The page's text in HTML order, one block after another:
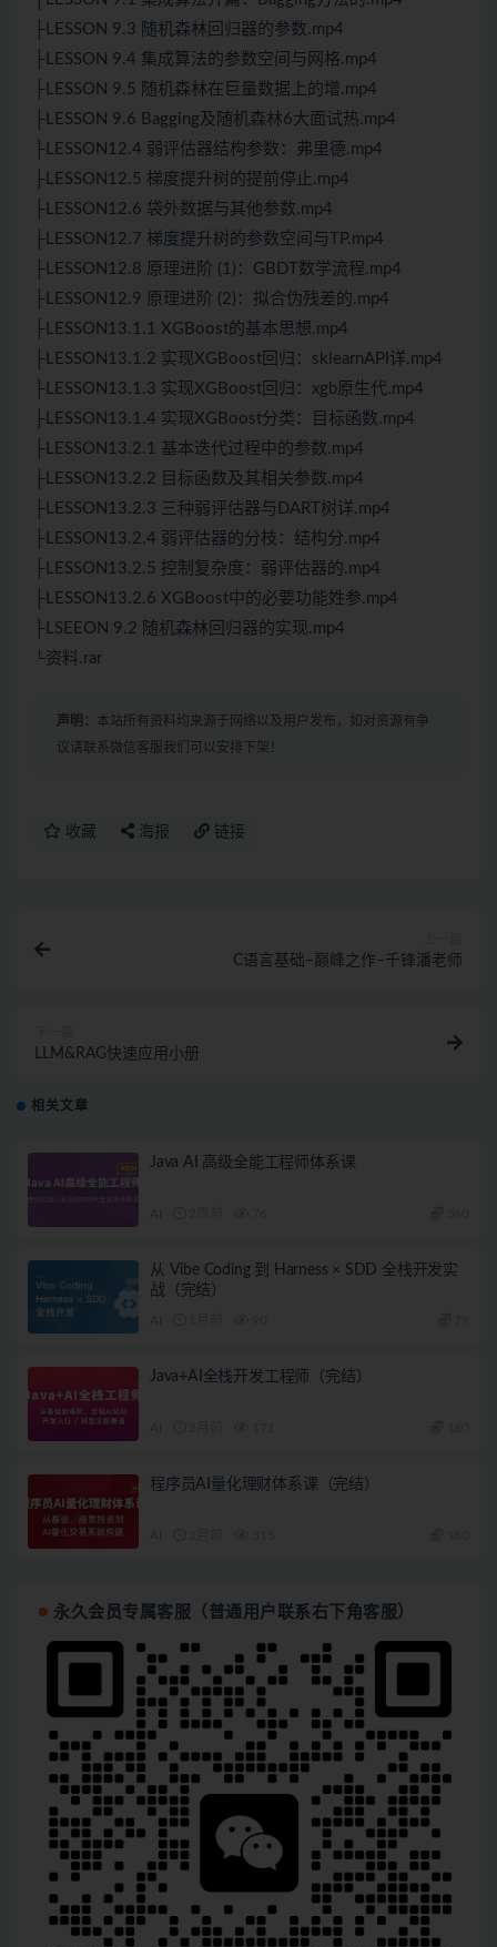
├LESSON 9.3 随机森林回归器的参数.mp4
├LESSON 9.4 集成算法的参数空间与网格.mp4
├LESSON 9.5 随机森林在巨量数据上的增.mp4
├LESSON 9.6 Bagging及随机森林6大面试热.mp4
├LESSON12.4 弱评估器结构参数：弗里德.mp4
├LESSON12.5 梯度提升树的提前停止.mp4
├LESSON12.6 袋外数据与其他参数.mp4
├LESSON12.7 梯度提升树的参数空间与TP.mp4
├LESSON12.8 原理进阶 (1)：GBDT数学流程.mp4
├LESSON12.9 原理进阶 (2)：拟合伪残差的.mp4
├LESSON13.1.1 XGBoost的基本思想.mp4
├LESSON13.1.2 实现XGBoost回归：sklearnAPI详.mp4
├LESSON13.1.3 实现XGBoost回归：xgb原生代.mp4
├LESSON13.1.4 实现XGBoost分类：目标函数.mp4
├LESSON13.2.1 基本迭代过程中的参数.mp4
├LESSON13.2.2 目标函数及其相关参数.mp4
├LESSON13.2.3 三种弱评估器与DART树详.mp4
├LESSON13.2.4 弱评估器的分枝：结构分.mp4
├LESSON13.2.5 控制复杂度：弱评估器的.mp4
├LESSON13.2.6 XGBoost中的必要功能姓参.mp4
├LSEEON 9.2 随机森林回归器的实现.mp4
└资料.rar
声明： 本站所有资料均来源于网络以及用户发布，如对资源有争
议请联系微信客服我们可以安排下架！
收藏 海报 链接
C语言基础–巅峰之作–千锋潘老师
LLM&RAG快速应用小册
相关文章
Java AI 高级全能工程师体系课
从 Vibe Coding 到 Harness × SDD 全栈开发实
战（完结）
Java+AI全栈开发工程师（完结）
程序员AI量化理财体系课（完结）
永久会员专属客服（普通用户联系右下角客服）